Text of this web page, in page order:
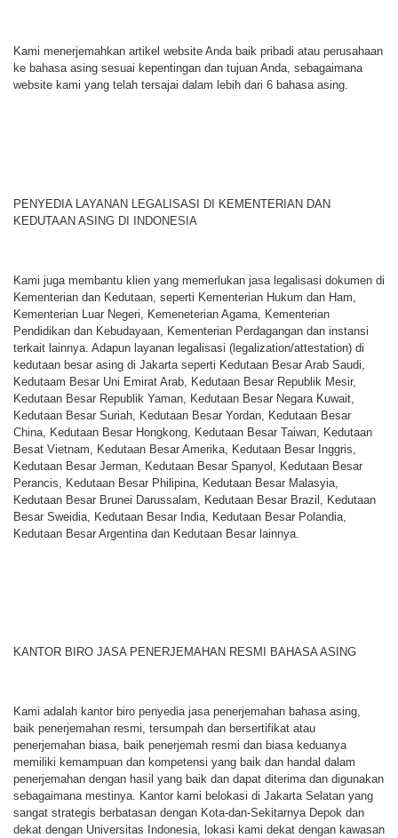
Kami menerjemahkan artikel website Anda baik pribadi atau perusahaan
ke bahasa asing sesuai kepentingan dan tujuan Anda, sebagaimana
website kami yang telah tersajai dalam lebih dari 6 bahasa asing.
PENYEDIA LAYANAN LEGALISASI DI KEMENTERIAN DAN
KEDUTAAN ASING DI INDONESIA
Kami juga membantu klien yang memerlukan jasa legalisasi dokumen di
Kementerian dan Kedutaan, seperti Kementerian Hukum dan Ham,
Kementerian Luar Negeri, Kemeneterian Agama, Kementerian
Pendidikan dan Kebudayaan, Kementerian Perdagangan dan instansi
terkait lainnya. Adapun layanan legalisasi (legalization/attestation) di
kedutaan besar asing di Jakarta seperti Kedutaan Besar Arab Saudi,
Kedutaam Besar Uni Emirat Arab, Kedutaan Besar Republik Mesir,
Kedutaan Besar Republik Yaman, Kedutaan Besar Negara Kuwait,
Kedutaan Besar Suriah, Kedutaan Besar Yordan, Kedutaan Besar
China, Kedutaan Besar Hongkong, Kedutaan Besar Taiwan, Kedutaan
Besat Vietnam, Kedutaan Besar Amerika, Kedutaan Besar Inggris,
Kedutaan Besar Jerman, Kedutaan Besar Spanyol, Kedutaan Besar
Perancis, Kedutaan Besar Philipina, Kedutaan Besar Malasyia,
Kedutaan Besar Brunei Darussalam, Kedutaan Besar Brazil, Kedutaan
Besar Sweidia, Kedutaan Besar India, Kedutaan Besar Polandia,
Kedutaan Besar Argentina dan Kedutaan Besar lainnya.
KANTOR BIRO JASA PENERJEMAHAN RESMI BAHASA ASING
Kami adalah kantor biro penyedia jasa penerjemahan bahasa asing,
baik penerjemahan resmi, tersumpah dan bersertifikat atau
penerjemahan biasa, baik penerjemah resmi dan biasa keduanya
memiliki kemampuan dan kompetensi yang baik dan handal dalam
penerjemahan dengan hasil yang baik dan dapat diterima dan digunakan
sebagaimana mestinya. Kantor kami belokasi di Jakarta Selatan yang
sangat strategis berbatasan dengan Kota-dan-Sekitarnya Depok dan
dekat dengan Universitas Indonesia, lokasi kami dekat dengan kawasan